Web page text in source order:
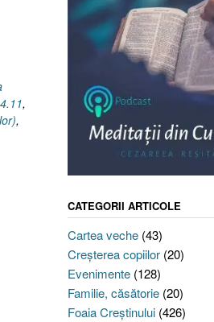
,
,
CATEGORII ARTICOLE
Cartea veche(43)
Creşterea copiilor(20)
Evenimente(128)
Familie, căsătorie(20)
Foaia Creştinului(426)